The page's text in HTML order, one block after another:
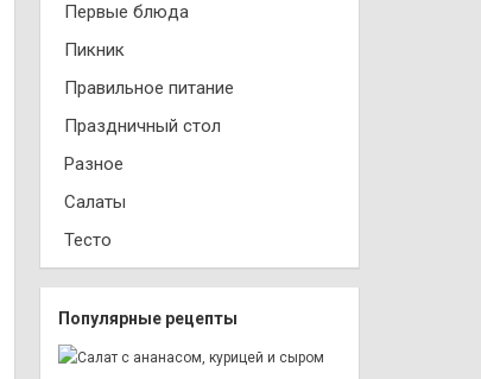
Первые блюда
Пикник
Правильное питание
Праздничный стол
Разное
Салаты
Тесто
Популярные рецепты